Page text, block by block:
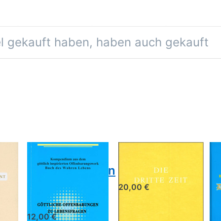
gekauft haben, haben auch gekauft
Göttliche
Offenbarungen
zu
Lebensfragen
12,00 €
20,00 €